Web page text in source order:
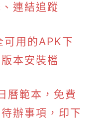
連結追蹤
可用的APK下
本安裝檔
範本，免費
辦事項，印下